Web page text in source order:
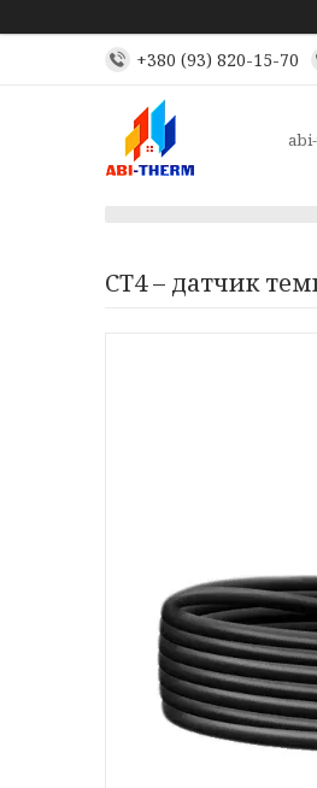
+380 (93) 820-15-70
СТ4 – датчик